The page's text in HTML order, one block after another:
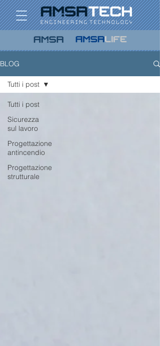
BLOG
Tutti i post
Sicurezza
sul lavoro
Progettazione
antincendio
Progettazione
strutturale
Tutti i post